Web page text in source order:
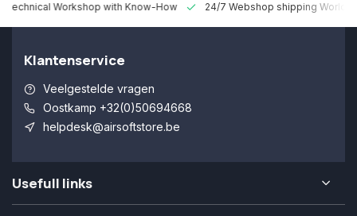
Technical Workshop with Know-How 24/7 Webshop shipping
Klantenservice
Veelgestelde vragen
Oostkamp +32(0)50694668
helpdesk@airsoftstore.be
Usefull links